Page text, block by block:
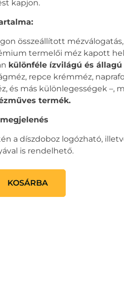
kapjon.
összeállított
termelői méz kapott
különféle ízvilágú és
repce krémméz,
és más különlegességek –,
termék.
a díszdoboz logózható,
is rendelhető.
KOSÁRBA